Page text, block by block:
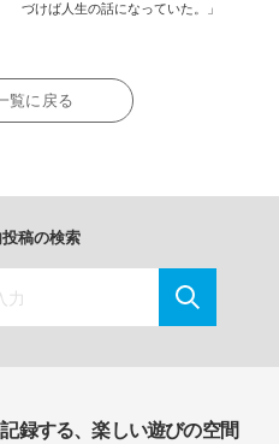
づけば人生の話になっていた。」
覧に戻る
稿の検索
録する、楽しい遊びの空間